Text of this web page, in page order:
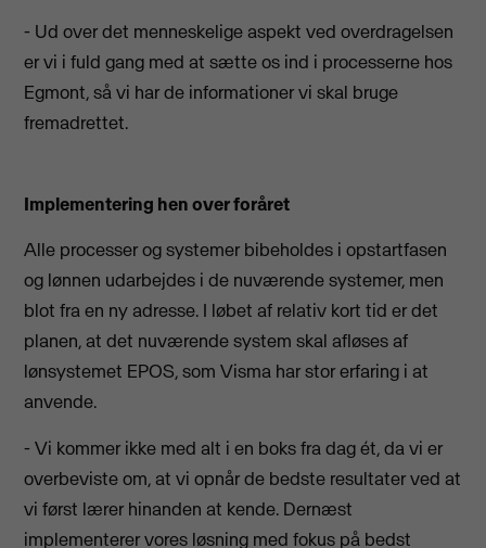
- Ud over det menneskelige aspekt ved overdragelsen
er vi i fuld gang med at sætte os ind i processerne hos
Egmont, så vi har de informationer vi skal bruge
fremadrettet.
Implementering hen over foråret
Alle processer og systemer bibeholdes i opstartfasen
og lønnen udarbejdes i de nuværende systemer, men
blot fra en ny adresse. I løbet af relativ kort tid er det
planen, at det nuværende system skal afløses af
lønsystemet EPOS, som Visma har stor erfaring i at
anvende.
- Vi kommer ikke med alt i en boks fra dag ét, da vi er
overbeviste om, at vi opnår de bedste resultater ved at
vi først lærer hinanden at kende. Dernæst
implementerer vores løsning med fokus på bedst